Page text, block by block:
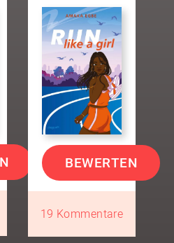
BEWERTEN
19 Kommentare